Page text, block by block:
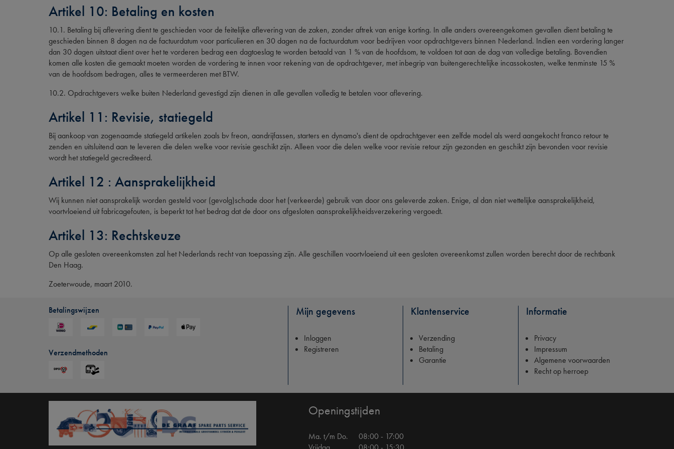
Artikel 10: Betaling en kosten
10.1. Betaling bij aflevering dient te geschieden voor de feitelijke aflevering van de zaken, zonder aftrek van enige korting. In alle anders overeengekomen gevallen dient betaling te
geschieden binnen 8 dagen na de factuurdatum voor particulieren en 30 dagen na de factuurdatum voor bedrijven voor opdrachtgevers binnen Nederland. Indien een vordering langer
dan 30 dagen uitstaat dient over het te vorderen bedrag een dagtoeslag te worden betaald van 1 % van de hoofdsom, te voldoen tot aan de dag van volledige betaling. Bovendien
komen alle kosten die gemaakt moeten worden de vordering te innen voor rekening van de opdrachtgever, met inbegrip van buitengerechtelijke incassokosten, welke tenminste 15 %
van de hoofdsom bedragen, alles te vermeerderen met BTW.
10.2. Opdrachtgevers welke buiten Nederland gevestigd zijn dienen in alle gevallen volledig te betalen voor aflevering.
Artikel 11: Revisie, statiegeld
Bij aankoop van zogenaamde statiegeld artikelen zoals bv freon, aandrijfassen, starters en dynamo's dient de opdrachtgever een zelfde model als werd aangekocht franco retour te
zenden en uitsluitend aan te leveren die delen welke voor revisie geschikt zijn. Alleen voor die delen welke voor revisie retour zijn gezonden en geschikt zijn bevonden voor revisie
wordt het statiegeld gecrediteerd.
Artikel 12 : Aansprakelijkheid
Wij kunnen niet aansprakelijk worden gesteld voor (gevolg)schade door het (verkeerde) gebruik van door ons geleverde zaken. Enige, al dan niet wettelijke aansprakelijkheid,
voortvloeiend uit fabricagefouten, is beperkt tot het bedrag dat de door ons afgesloten aansprakelijkheidsverzekering vergoedt.
Artikel 13: Rechtskeuze
Op alle gesloten overeenkomsten zal het Nederlands recht van toepassing zijn. Alle geschillen voortvloeiend uit een gesloten overeenkomst zullen worden berecht door de rechtbank
Den Haag.
Zoeterwoude, maart 2010.
Betalingswijzen
Verzendmethoden
Mijn gegevens
Inloggen
Registreren
Klantenservice
Verzending
Betaling
Garantie
Informatie
Privacy
Impressum
Algemene voorwaarden
Recht op herroep
Openingstijden
Ma. t/m Do.
08:00 - 17:00